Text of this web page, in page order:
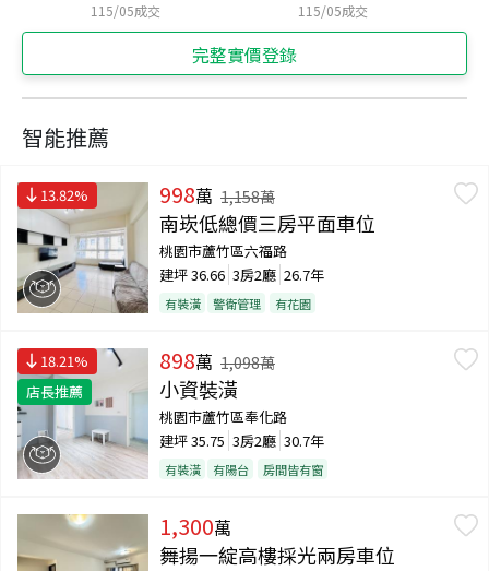
115/05成交 115/05成交
完整實價登錄
智能推薦
13.82% 998萬 1,158萬
南崁低總價三房平面車位
桃園市蘆竹區六福路
建坪36.66 3房2廳 26.7年
有裝潢 警衛管理 有花園
18.21%
店長推薦
898萬 1,098萬
小資裝潢
桃園市蘆竹區奉化路
建坪35.75 3房2廳 30.7年
有裝潢 有陽台 房間皆有窗
1,300萬
舞揚一綻高樓採光兩房車位